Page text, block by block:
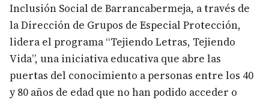
Inclusión Social de Barrancabermeja, a través de
la Dirección de Grupos de Especial Protección,
lidera el programa “Tejiendo Letras, Tejiendo
Vida”, una iniciativa educativa que abre las
puertas del conocimiento a personas entre los 40
y 80 años de edad que no han podido acceder o